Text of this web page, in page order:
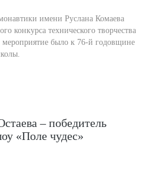
имени Руслана Комаева
конкурса технического творчества
было к 76-й годовщине
– победитель
«Поле чудес»